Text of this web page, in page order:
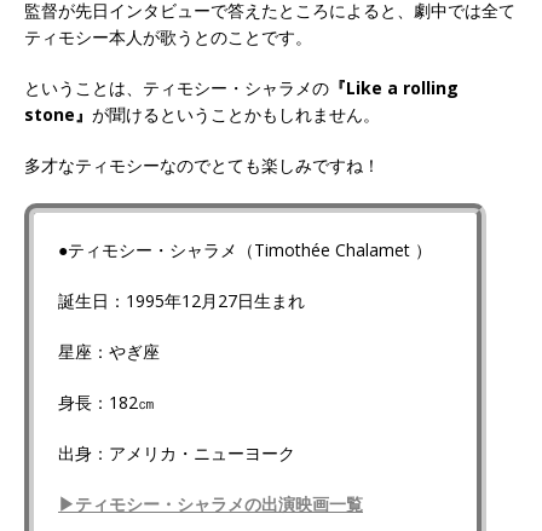
監督が先日インタビューで答えたところによると、劇中では全て
ティモシー本人が歌うとのことです。
ということは、ティモシー・シャラメの 『Like a rolling
stone』 が聞けるということかもしれません。
多才なティモシーなのでとても楽しみですね！
●ティモシー・シャラメ（Timothée Chalamet ）
誕生日：1995年12月27日生まれ
星座：やぎ座
身長：182㎝
出身：アメリカ・ニューヨーク
▶ティモシー・シャラメの出演映画一覧